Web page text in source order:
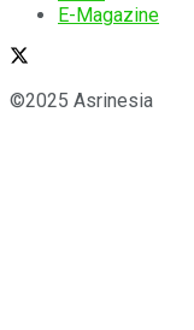
E-Magazine
©2025 Asrinesia